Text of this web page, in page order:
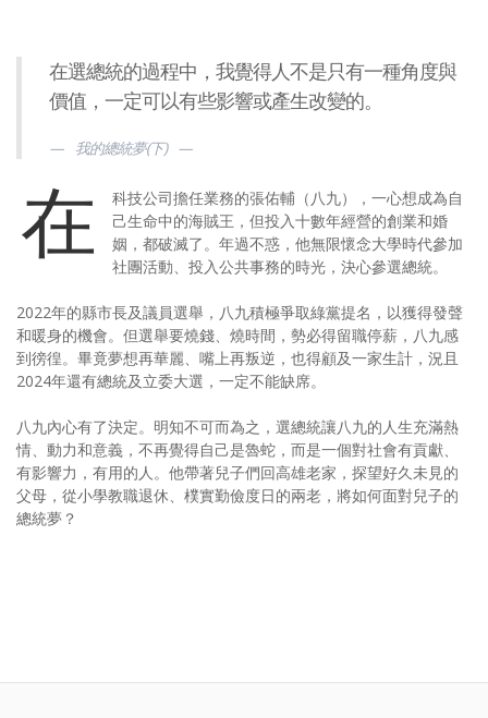
在選總統的過程中，我覺得人不是只有一種角度與
價值，一定可以有些影響或產生改變的。
我的總統夢(下)
在
科技公司擔任業務的張佑輔（八九），一心想成為自
己生命中的海賊王，但投入十數年經營的創業和婚
姻，都破滅了。年過不惑，他無限懷念大學時代參加
社團活動、投入公共事務的時光，決心參選總統。
2022年的縣市長及議員選舉，八九積極爭取綠黨提名，以獲得發聲
和暖身的機會。但選舉要燒錢、燒時間，勢必得留職停薪，八九感
到徬徨。畢竟夢想再華麗、嘴上再叛逆，也得顧及一家生計，況且
2024年還有總統及立委大選，一定不能缺席。
八九內心有了決定。明知不可而為之，選總統讓八九的人生充滿熱
情、動力和意義，不再覺得自己是魯蛇，而是一個對社會有貢獻、
有影響力，有用的人。他帶著兒子們回高雄老家，探望好久未見的
父母，從小學教職退休、樸實勤儉度日的兩老，將如何面對兒子的
總統夢？